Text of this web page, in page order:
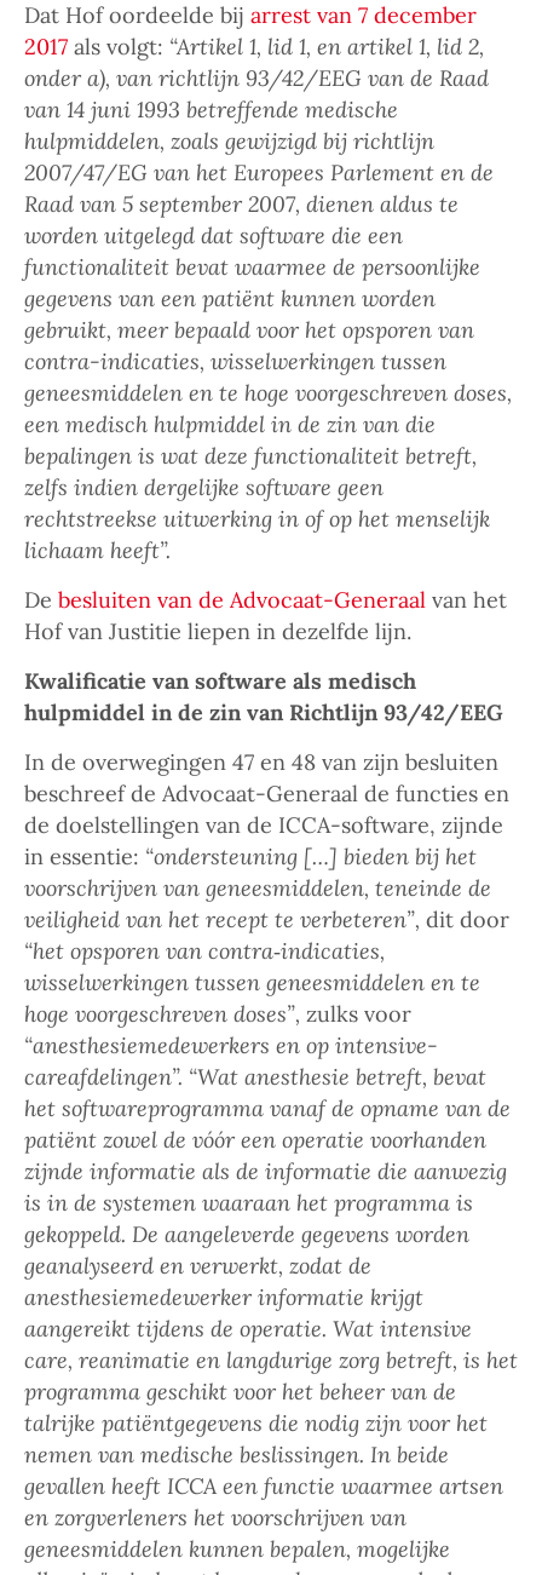
Dat Hof oordeelde bij arrest van 7 december
2017 als volgt: “Artikel 1, lid 1, en artikel 1, lid 2,
onder a), van richtlijn 93/42/EEG van de Raad
van 14 juni 1993 betreffende medische
hulpmiddelen, zoals gewijzigd bij richtlijn
2007/47/EG van het Europees Parlement en de
Raad van 5 september 2007, dienen aldus te
worden uitgelegd dat software die een
functionaliteit bevat waarmee de persoonlijke
gegevens van een patiënt kunnen worden
gebruikt, meer bepaald voor het opsporen van
contra-indicaties, wisselwerkingen tussen
geneesmiddelen en te hoge voorgeschreven doses,
een medisch hulpmiddel in de zin van die
bepalingen is wat deze functionaliteit betreft,
zelfs indien dergelijke software geen
rechtstreekse uitwerking in of op het menselijk
lichaam heeft”.
De besluiten van de Advocaat-Generaal van het
Hof van Justitie liepen in dezelfde lijn.
Kwalificatie van software als medisch
hulpmiddel in de zin van Richtlijn 93/42/EEG
In de overwegingen 47 en 48 van zijn besluiten
beschreef de Advocaat-Generaal de functies en
de doelstellingen van de ICCA-software, zijnde
in essentie: “ondersteuning […] bieden bij het
voorschrijven van geneesmiddelen, teneinde de
veiligheid van het recept te verbeteren”, dit door
“het opsporen van contra‑indicaties,
wisselwerkingen tussen geneesmiddelen en te
hoge voorgeschreven doses”, zulks voor
“anesthesiemedewerkers en op intensive-
careafdelingen”. “Wat anesthesie betreft, bevat
het softwareprogramma vanaf de opname van de
patiënt zowel de vóór een operatie voorhanden
zijnde informatie als de informatie die aanwezig
is in de systemen waaraan het programma is
gekoppeld. De aangeleverde gegevens worden
geanalyseerd en verwerkt, zodat de
anesthesiemedewerker informatie krijgt
aangereikt tijdens de operatie. Wat intensive
care, reanimatie en langdurige zorg betreft, is het
programma geschikt voor het beheer van de
talrijke patiëntgegevens die nodig zijn voor het
nemen van medische beslissingen. In beide
gevallen heeft ICCA een functie waarmee artsen
en zorgverleners het voorschrijven van
geneesmiddelen kunnen bepalen, mogelijke